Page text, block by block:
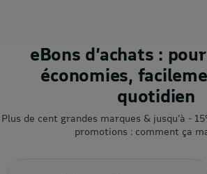
eBons d’achats :
économies,
quotidien
Plus de cent grandes marques & jusqu’à -
promotions : comment ça